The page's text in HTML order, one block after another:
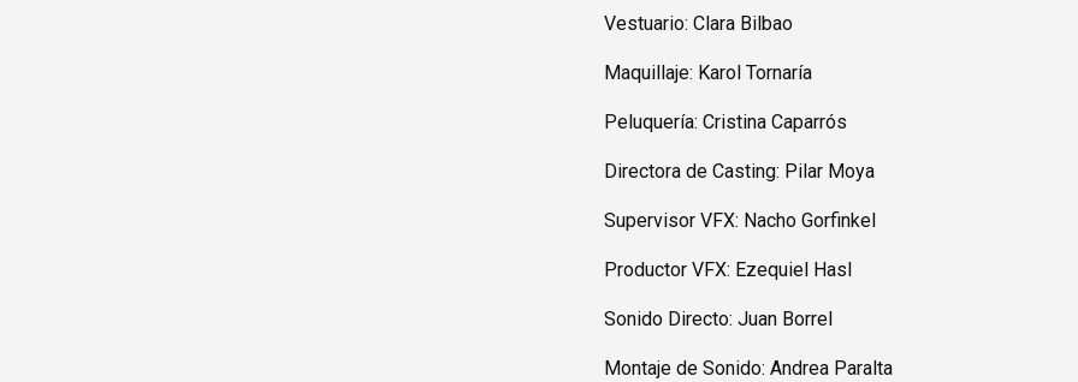
Vestuario: Clara Bilbao
Maquillaje: Karol Tornaría
Peluquería: Cristina Caparrós
Directora de Casting: Pilar Moya
Supervisor VFX: Nacho Gorfinkel
Productor VFX: Ezequiel Hasl
Sonido Directo: Juan Borrel
Montaje de Sonido: Andrea Paralta